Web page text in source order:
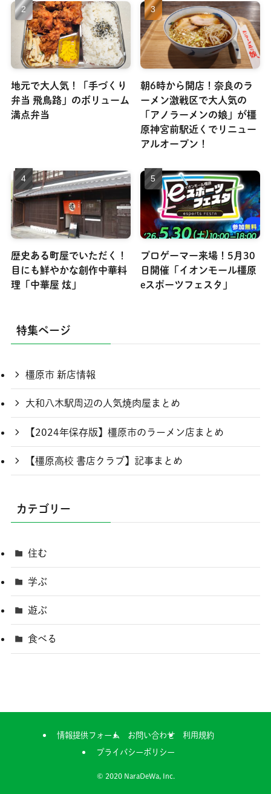
地元で大人気！「手づくり
弁当 飛鳥路」のボリューム
満点弁当
朝6時から開店！奈良のラ
ーメン激戦区で大人気の
「アノラーメンの娘」が橿
原神宮前駅近くでリニュー
アルオープン！
歴史ある町屋でいただく！
目にも鮮やかな創作中華料
理「中華屋 炫」
プロゲーマー来場！5月30
日開催「イオンモール橿原
eスポーツフェスタ」
特集ページ
橿原市 新店情報
大和八木駅周辺の人気焼肉屋まとめ
【2024年保存版】橿原市のラーメン店まとめ
【橿原高校 書店クラブ】記事まとめ
カテゴリー
住む
学ぶ
遊ぶ
食べる
情報提供フォーム お問い合わせ
利用規約
プライバシーポリシー
© 2020 NaraDeWa, Inc.